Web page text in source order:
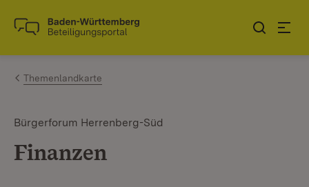
Zum Inhalt springen
Link zur Startseite
Themenlandkarte
Bürgerforum Herrenberg-Süd
Finanzen